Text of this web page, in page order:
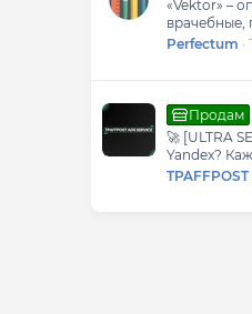
«Vektor» –
врачебные,
Perfectum
Продам
🚀 [ULTRA
Yandex?